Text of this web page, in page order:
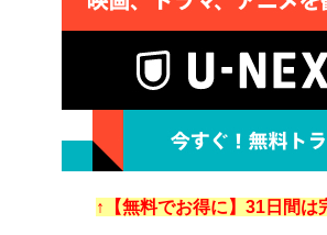
↑【無料でお得に】31日間は